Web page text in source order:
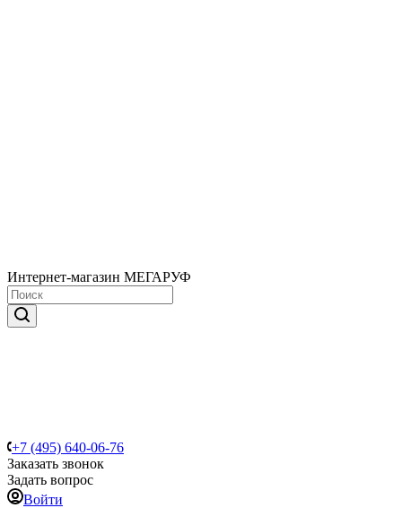
Интернет-магазин МЕГАРУФ
+7 (495) 640-06-76
Заказать звонок
Задать вопрос
Войти